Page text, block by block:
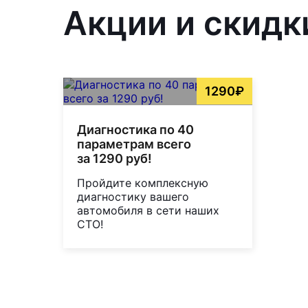
Акции и
1290₽
Диагностика по 40
параметрам всего
за 1290 руб!
Пройдите комплексную
диагностику вашего
автомобиля в сети наших
СТО!